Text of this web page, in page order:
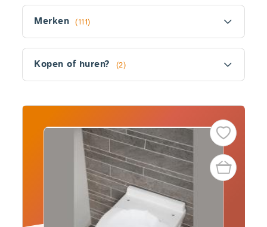
section
Filter
Merken (111)
Kopen of huren? (2)
Producten